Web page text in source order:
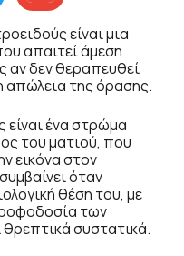
είναι μια
απαιτεί άμεση
αν δεν θεραπευθεί
απώλεια της όρασης.
ένα στρώμα
του ματιού, που
εικόνα στον
όταν
θέση του, με
των
συστατικά.